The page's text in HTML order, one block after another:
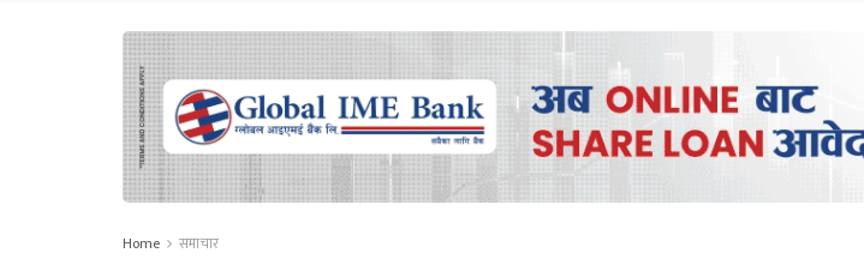
Home समाचार